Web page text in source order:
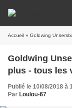
Accueil » Goldwing
Goldwing
plus - tous les
Publié le 10/08/2018 à
Par Loulou-67